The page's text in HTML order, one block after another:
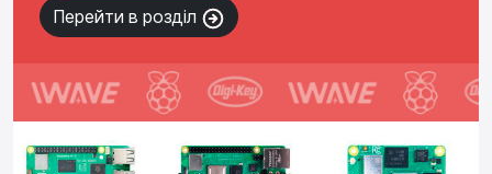
Перейти в розділ